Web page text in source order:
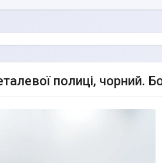
полиці, чорний.